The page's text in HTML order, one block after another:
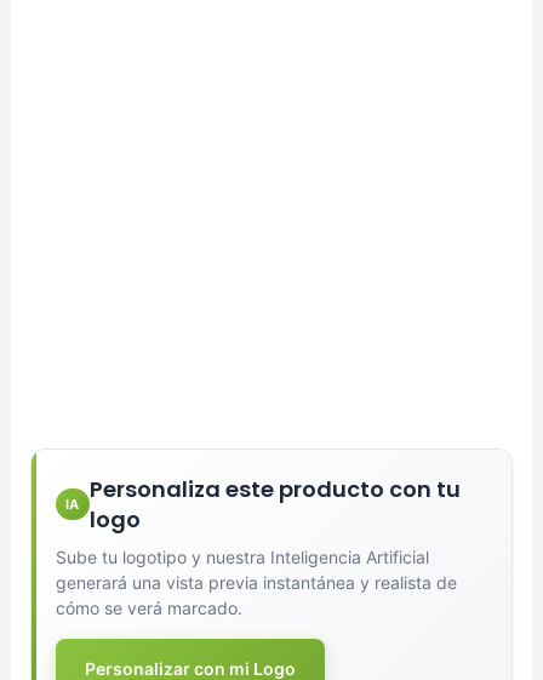
IA
Personaliza este producto con tu
logo
Sube tu logotipo y nuestra Inteligencia Artificial
generará una vista previa instantánea y realista de
cómo se verá marcado.
Personalizar con mi Logo